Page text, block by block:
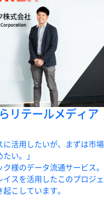
リテールメディア
に活用したいが、まずは市場
い。」
様のデータ流通サービス。
スを活用したこのプロジェ
こしています。